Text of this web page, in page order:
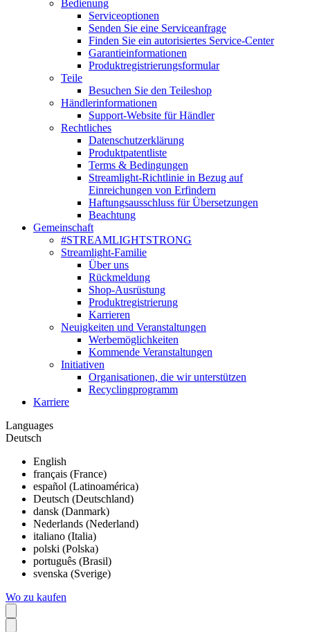
Bedienung
Serviceoptionen
Senden Sie eine Serviceanfrage
Finden Sie ein autorisiertes Service-Center
Garantieinformationen
Produktregistrierungsformular
Teile
Besuchen Sie den Teileshop
Händlerinformationen
Support-Website für Händler
Rechtliches
Datenschutzerklärung
Produktpatentliste
Terms & Bedingungen
Streamlight-Richtlinie in Bezug auf
Einreichungen von Erfindern
Haftungsausschluss für Übersetzungen
Beachtung
Gemeinschaft
#STREAMLIGHTSTRONG
Streamlight-Familie
Über uns
Rückmeldung
Shop-Ausrüstung
Produktregistrierung
Karrieren
Neuigkeiten und Veranstaltungen
Werbemöglichkeiten
Kommende Veranstaltungen
Initiativen
Organisationen, die wir unterstützen
Recyclingprogramm
Karriere
Languages
Deutsch
English
français (France)
español (Latinoamérica)
Deutsch (Deutschland)
dansk (Danmark)
Nederlands (Nederland)
italiano (Italia)
polski (Polska)
português (Brasil)
svenska (Sverige)
Wo zu kaufen